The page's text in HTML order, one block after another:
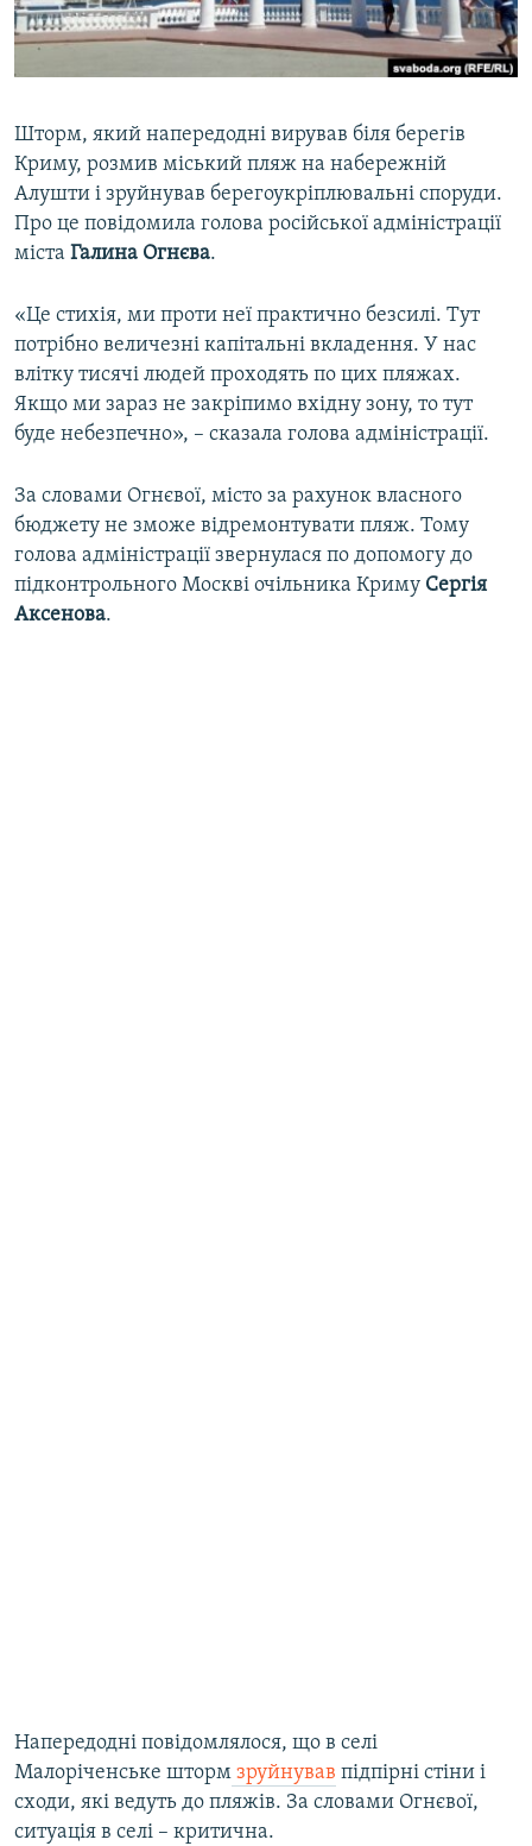
ВІДЕОУРОКИ «ELIFBE»
ІНФОГРАФІКА
Русский
Qırımtatar
ДОЛУЧАЙСЯ!
Усі сайти RFE/RL
Шторм, який напередодні вирував біля берегів
Криму, розмив міський пляж на набережній
Алушти і зруйнував берегоукріплювальні споруди.
Про це повідомила голова російської адміністрації
міста Галина Огнєва.
«Це стихія, ми проти неї практично безсилі. Тут
потрібно величезні капітальні вкладення. У нас
влітку тисячі людей проходять по цих пляжах.
Якщо ми зараз не закріпимо вхідну зону, то тут
буде небезпечно», – сказала голова адміністрації.
За словами Огнєвої, місто за рахунок власного
бюджету не зможе відремонтувати пляж. Тому
голова адміністрації звернулася по допомогу до
підконтрольного Москві очільника Криму Сергія
Аксенова.
Напередодні повідомлялося, що в селі
Малоріченське шторм зруйнував підпірні стіни і
сходи, які ведуть до пляжів. За словами Огнєвої,
ситуація в селі – критична.